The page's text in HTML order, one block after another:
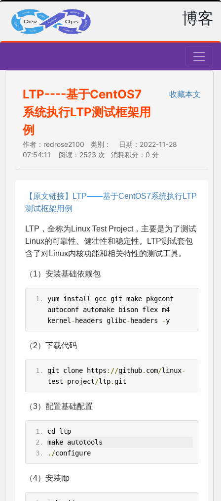
博客
LTP----基于CentOS7
系统执行LTP测试框架用
例
收藏本文
作者：redrose2100 类别： 日期：2022-11-28
07:54:11 阅读：2523 次 消耗积分：0 分
【原文链接】LTP——基于CentOS7系统执行LTP
测试框架用例
LTP，全称为Linux Test Project，主要是为了测试
Linux的可靠性、健壮性和稳定性。LTP测试套包
含了对Linux内核功能和相关特性的测试工具。
（1）安装基础依赖包
yum install gcc git make pkgconf
autoconf automake bison flex m4
kernel - headers glibc- headers -y
（2）下载代码
git clone https ://github. com/linux-
test-project/ltp.git
（3）配置基础配置
cd ltp
make autotools
./configure
（4）安装ltp